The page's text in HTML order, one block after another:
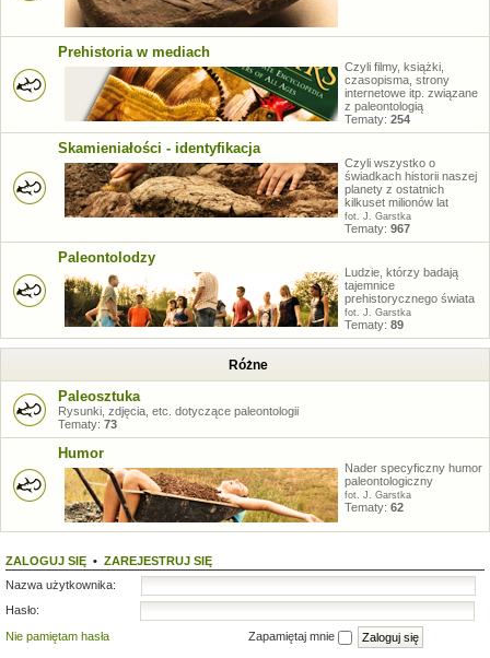
Prehistoria w mediach
Czyli filmy, książki,
czasopisma, strony
internetowe itp. związane
z paleontologią
Tematy: 254
Skamieniałości - identyfikacja
Czyli wszystko o
świadkach historii naszej
planety z ostatnich
kilkuset milionów lat
fot. J. Garstka
Tematy: 967
Paleontolodzy
Ludzie, którzy badają
tajemnice
prehistorycznego świata
fot. J. Garstka
Tematy: 89
Różne
Paleosztuka
Rysunki, zdjęcia, etc. dotyczące paleontologii
Tematy: 73
Humor
Nader specyficzny humor
paleontologiczny
fot. J. Garstka
Tematy: 62
ZALOGUJ SIĘ • ZAREJESTRUJ SIĘ
Nazwa użytkownika:
Hasło:
Nie pamiętam hasła
Zapamiętaj mnie